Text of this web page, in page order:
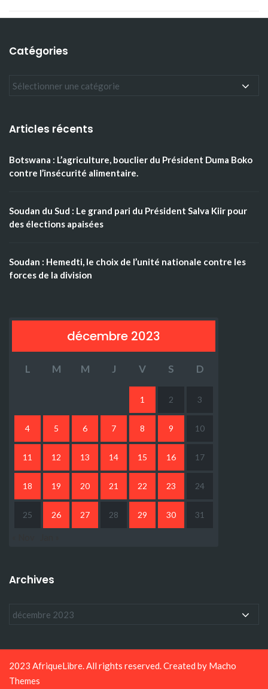
Catégories
Articles récents
Botswana : L’agriculture, bouclier du Président Duma Boko
contre l’insécurité alimentaire.
Soudan du Sud : Le grand pari du Président Salva Kiir pour
des élections apaisées
Soudan : Hemedti, le choix de l’unité nationale contre les
forces de la division
décembre 2023
L M M J V S D
1 2 3
4 5 6 7 8 9 10
11 12 13 14 15 16 17
18 19 20 21 22 23 24
25 26 27 28 29 30 31
Archives
2023 AfriqueLibre. All rights reserved. Created by Macho
Themes